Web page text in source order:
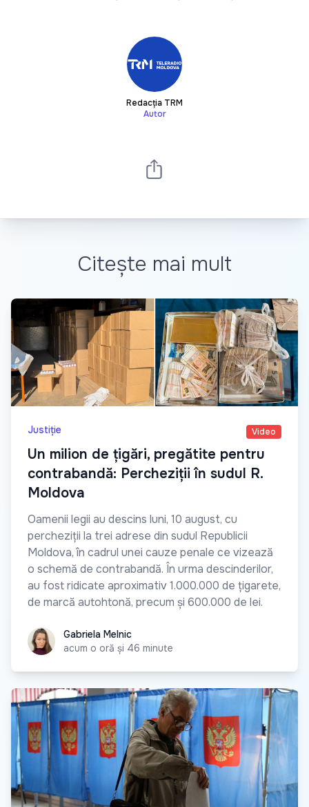
Redacția TRM
Autor
Citește mai mult
Justiție Video
Un milion de țigări, pregătite pentru
contrabandă: Percheziții în sudul R.
Moldova
Oamenii legii au descins luni, 10 august, cu
percheziții la trei adrese din sudul Republicii
Moldova, în cadrul unei cauze penale ce vizează
o schemă de contrabandă. În urma descinderilor,
au fost ridicate aproximativ 1.000.000 de țigarete,
de marcă autohtonă, precum și 600.000 de lei.
Gabriela Melnic
Gabriela Melnic
acum o oră și 46 minute